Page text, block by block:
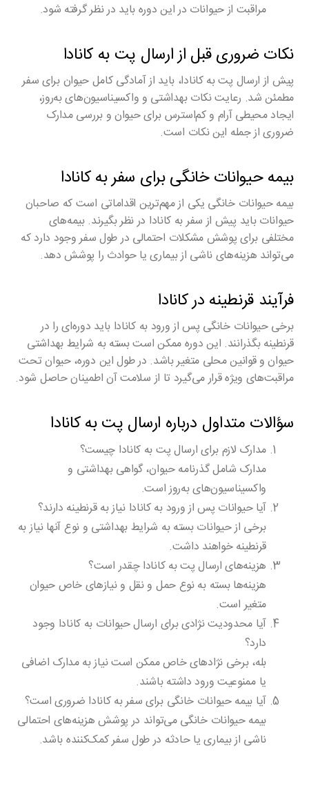
مراقبت از حیوانات در این دوره باید در نظر گرفته شود.
نکات ضروری قبل از ارسال پت به کانادا
پیش از ارسال پت به کانادا، باید از آمادگی کامل حیوان برای سفر
مطمئن شد. رعایت نکات بهداشتی و واکسیناسیون‌های به‌روز،
ایجاد محیطی آرام و کم‌استرس برای حیوان و بررسی مدارک
ضروری از جمله این نکات است.
بیمه حیوانات خانگی برای سفر به کانادا
بیمه حیوانات خانگی یکی از مهم‌ترین اقداماتی است که صاحبان
حیوانات باید پیش از سفر به کانادا در نظر بگیرند. بیمه‌های
مختلفی برای پوشش مشکلات احتمالی در طول سفر وجود دارد که
می‌تواند هزینه‌های ناشی از بیماری یا حوادث را پوشش دهد.
فرآیند قرنطینه در کانادا
برخی حیوانات خانگی پس از ورود به کانادا باید دوره‌ای را در
قرنطینه بگذرانند. این دوره ممکن است بسته به شرایط بهداشتی
حیوان و قوانین محلی متغیر باشد. در طول این دوره، حیوان تحت
مراقبت‌های ویژه قرار می‌گیرد تا از سلامت آن اطمینان حاصل شود.
سؤالات متداول درباره ارسال پت به کانادا
مدارک لازم برای ارسال پت به کانادا چیست؟
مدارک شامل گذرنامه حیوان، گواهی بهداشتی و
واکسیناسیون‌های به‌روز است.
آیا حیوانات پس از ورود به کانادا نیاز به قرنطینه دارند؟
برخی از حیوانات بسته به شرایط بهداشتی و نوع آنها نیاز به
قرنطینه خواهند داشت.
هزینه‌های ارسال پت به کانادا چقدر است؟
هزینه‌ها بسته به نوع حمل و نقل و نیازهای خاص حیوان
متغیر است.
آیا محدودیت نژادی برای ارسال حیوانات به کانادا وجود
دارد؟
بله، برخی نژادهای خاص ممکن است نیاز به مدارک اضافی
یا ممنوعیت ورود داشته باشند.
آیا بیمه حیوانات خانگی برای سفر به کانادا ضروری است؟
بیمه حیوانات خانگی می‌تواند در پوشش هزینه‌های احتمالی
ناشی از بیماری یا حادثه در طول سفر کمک‌کننده باشد.